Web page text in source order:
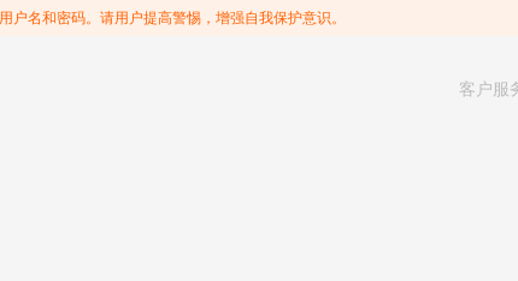
名和密码。请用户提高警惕，增强自我保护意识。
客户服